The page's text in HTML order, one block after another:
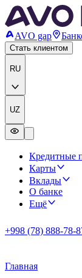
AVO gap
Стать клиентом
RU
UZ
Кредитные
Карты
Вклады
О банке
Ещё
+998 (78) 888-78-
Главная